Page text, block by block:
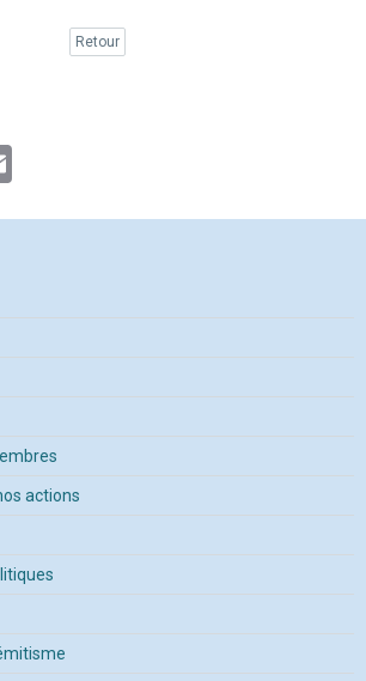
Retour
actions